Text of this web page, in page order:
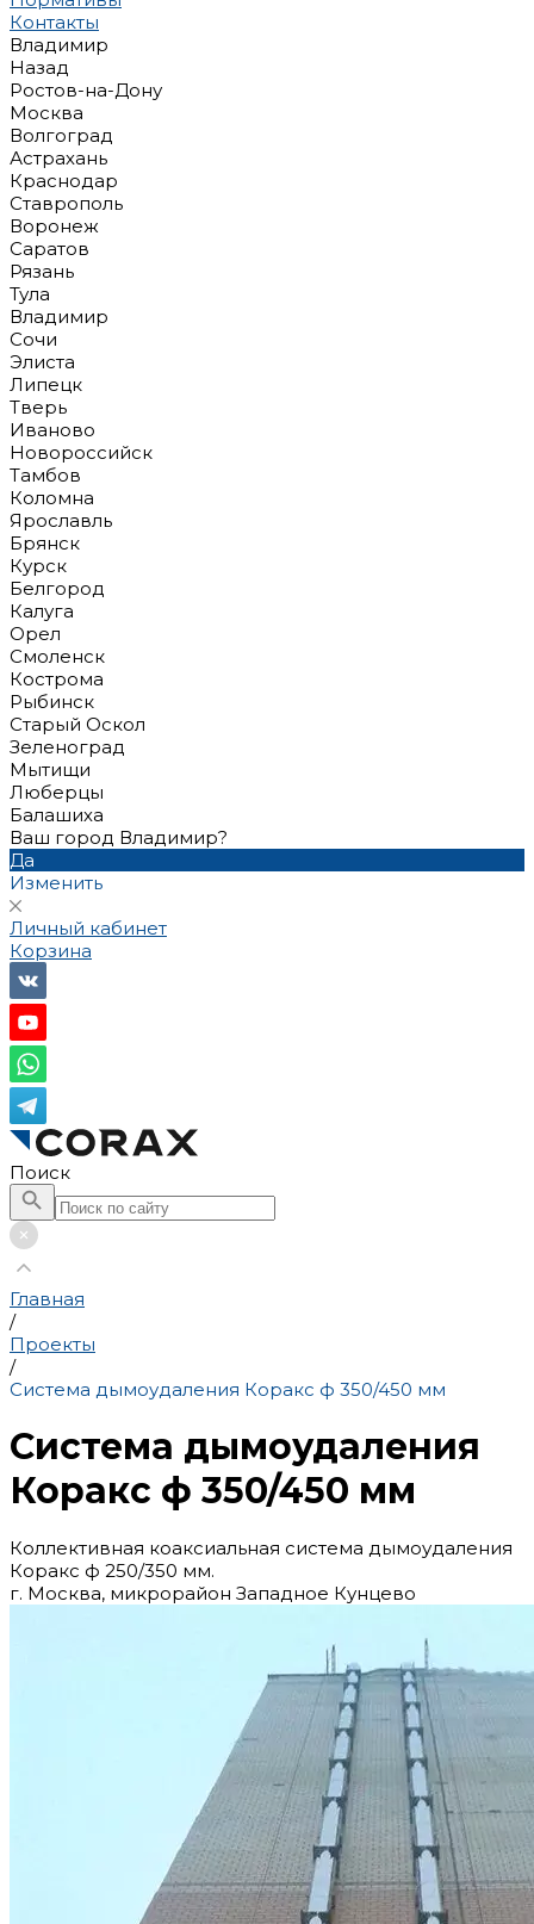
Контакты
Владимир
Назад
Ростов-на-Дону
Москва
Волгоград
Астрахань
Краснодар
Ставрополь
Воронеж
Саратов
Рязань
Тула
Владимир
Сочи
Элиста
Липецк
Тверь
Иваново
Новороссийск
Тамбов
Коломна
Ярославль
Брянск
Курск
Белгород
Калуга
Орел
Смоленск
Кострома
Рыбинск
Старый Оскол
Зеленоград
Мытищи
Люберцы
Балашиха
Ваш город Владимир?
Да
Изменить
Личный кабинет
Корзина
Поиск
Главная
/
Проекты
/
Система дымоудаления Коракс ф 350/450 мм
Система дымоудаления
Коракс ф 350/450 мм
Коллективная коаксиальная система дымоудаления
Коракс ф 250/350 мм.
г. Москва, микрорайон Западное Кунцево